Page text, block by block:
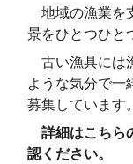
地域の漁業を
景をひとつひと
古い漁具には
ような気分で一
募集しています。
詳細はこちら
認ください。